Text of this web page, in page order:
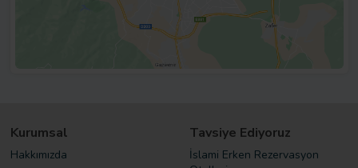
Kurumsal
Hakkımızda
Tavsiye Ediyoruz
İslami Erken Rezervasyon